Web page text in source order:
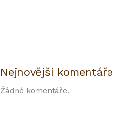
Nejnovější komentáře
Žádné komentáře.